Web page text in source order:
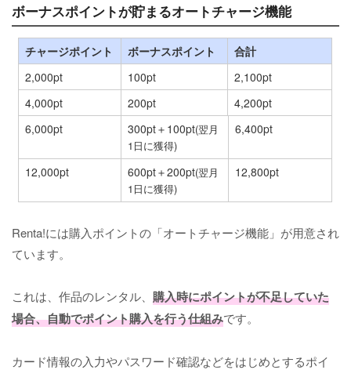
ボーナスポイントが貯まるオートチャージ機能
チャージポイント ボーナスポイント
合計
2,000pt
100pt
2,100pt
4,000pt
200pt
4,200pt
6,000pt
300pt＋100pt(翌月
1日に獲得)
6,400pt
12,000pt 600pt＋200pt(翌月
1日に獲得)
12,800pt
Renta!には購入ポイントの「オートチャージ機能」が用意され
ています。
これは、作品のレンタル、 購入時にポイントが不足していた
場合、自動でポイント購入を行う仕組みです。
カード情報の入力やパスワード確認などをはじめとするポイ